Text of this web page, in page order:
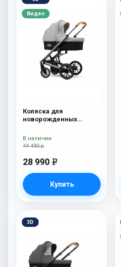
Видео
Коляска для
новорожденных
44 490 р
28 990 e
Купить
В наличии
3D